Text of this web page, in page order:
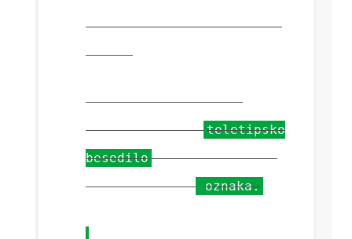
Teletype Tag(zastarelo v
HTML5)
Ta redko uporabljena
oznaka posnema teletipsko
besedilo , ki je običajno
oblikovan kot
oznaka.